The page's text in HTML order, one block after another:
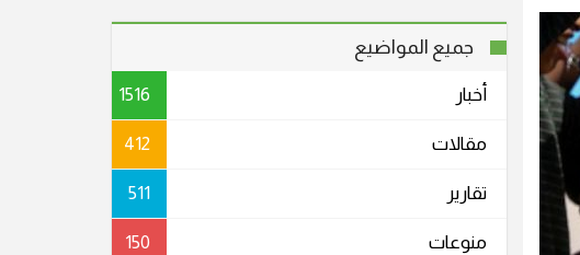
جميع المواضيع
أخبار 1516
مقالات 412
تقارير 511
منوعات 150